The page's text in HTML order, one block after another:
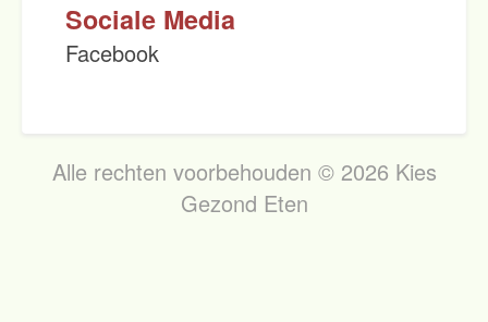
Sociale Media
Facebook
Alle rechten voorbehouden © 2026 Kies
Gezond Eten